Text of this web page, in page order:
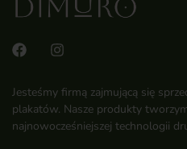
Jesteśmy firmą zajmującą się
plakatów. Nasze produkty
najnowocześniejszej technologii